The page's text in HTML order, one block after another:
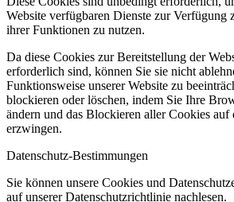
Website verfügbaren Dienste zur Verfügung
ihrer Funktionen zu nutzen.
Da diese Cookies zur Bereitstellung der
erforderlich sind, können Sie sie nicht
Funktionsweise unserer Website zu
blockieren oder löschen, indem Sie Ihre
ändern und das Blockieren aller Cookies auf
erzwingen.
Datenschutz-Bestimmungen
Sie können unsere Cookies und
auf unserer Datenschutzrichtlinie nachlesen.